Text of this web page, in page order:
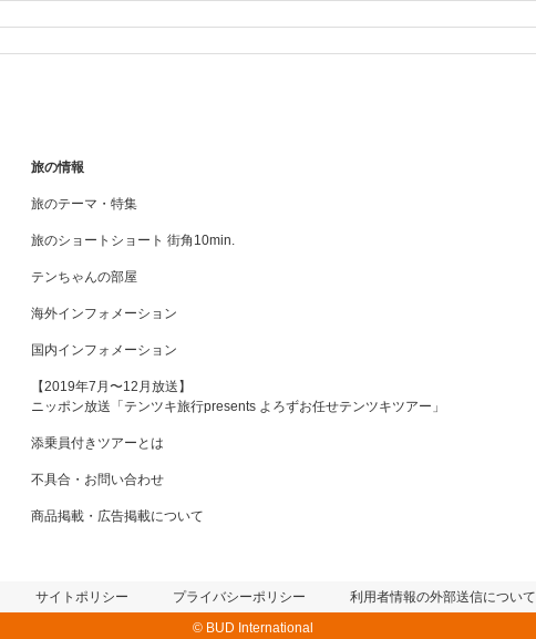
旅の情報
旅のテーマ・特集
旅のショートショート 街角10min.
テンちゃんの部屋
海外インフォメーション
国内インフォメーション
【2019年7月〜12月放送】
ニッポン放送「テンツキ旅行presents よろずお任せテンツキツアー」
添乗員付きツアーとは
不具合・お問い合わせ
商品掲載・広告掲載について
サイトポリシー プライバシーポリシー 利用者情報の外部送信について
© BUD International